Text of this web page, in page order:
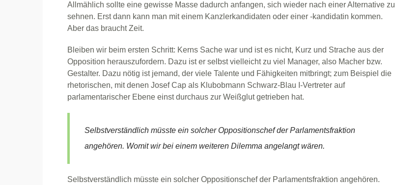
Allmählich sollte eine gewisse Masse dadurch anfangen, sich wieder nach einer Alternative zu
sehnen. Erst dann kann man mit einem Kanzlerkandidaten oder einer -kandidatin kommen.
Aber das braucht Zeit.
Bleiben wir beim ersten Schritt: Kerns Sache war und ist es nicht, Kurz und Strache aus der
Opposition herauszufordern. Dazu ist er selbst vielleicht zu viel Manager, also Macher bzw.
Gestalter. Dazu nötig ist jemand, der viele Talente und Fähigkeiten mitbringt; zum Beispiel die
rhetorischen, mit denen Josef Cap als Klubobmann Schwarz-Blau I-Vertreter auf
parlamentarischer Ebene einst durchaus zur Weißglut getrieben hat.
Selbstverständlich müsste ein solcher Oppositionschef der Parlamentsfraktion
angehören. Womit wir bei einem weiteren Dilemma angelangt wären.
Selbstverständlich müsste ein solcher Oppositionschef der Parlamentsfraktion angehören.